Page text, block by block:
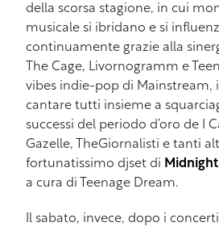
della scorsa stagione, in cui
musicale si ibridano e si
continuamente grazie alla
The Cage, Livornogramm e
vibes indie-pop di Mainstream,
cantare tutti insieme a
successi del periodo d’oro de I
Gazelle, TheGiornalisti e tanti
fortunatissimo djset di
a cura di Teenage Dream.
Il sabato, invece, dopo i